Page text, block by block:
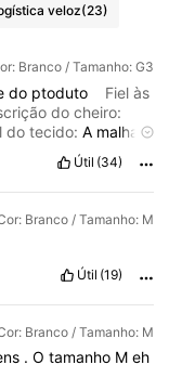
veloz(23)
Branco / Tamanho: G3
do ptoduto
Fiel às
do cheiro:
do tecido:A malhae
forma
Útil (34)
Branco / Tamanho: M
Útil (19)
Branco / Tamanho: M
.Otamanho Meh